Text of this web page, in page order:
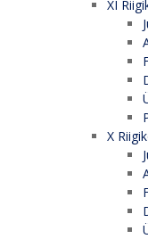
XI
X